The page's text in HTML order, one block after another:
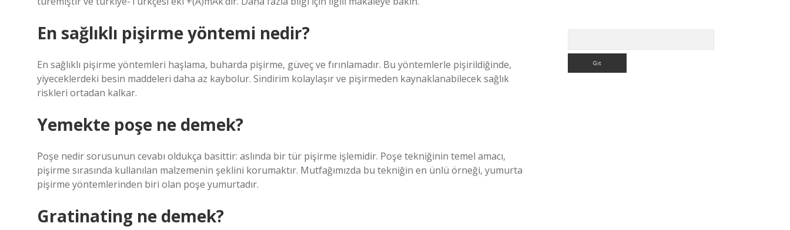
En sağlıklı pişirme yöntemi nedir?
En sağlıklı pişirme yöntemleri haşlama, buharda pişirme, güveç ve fırınlamadır. Bu yöntemlerle pişirildiğinde,
yiyeceklerdeki besin maddeleri daha az kaybolur. Sindirim kolaylaşır ve pişirmeden kaynaklanabilecek sağlık
riskleri ortadan kalkar.
Yemekte poşe ne demek?
Poşe nedir sorusunun cevabı oldukça basittir: aslında bir tür pişirme işlemidir. Poşe tekniğinin temel amacı,
pişirme sırasında kullanılan malzemenin şeklini korumaktır. Mutfağımızda bu tekniğin en ünlü örneği, yumurta
pişirme yöntemlerinden biri olan poşe yumurtadır.
Gratinating ne demek?